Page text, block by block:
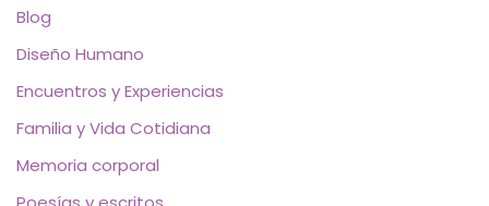
Blog
Diseño Humano
Encuentros y Experiencias
Familia y Vida Cotidiana
Memoria corporal